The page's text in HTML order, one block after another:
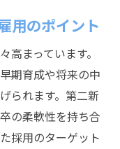
用のポイント
まっています。
期育成や将来の中
られます。第二新
の柔軟性を持ち合
採用のターゲット